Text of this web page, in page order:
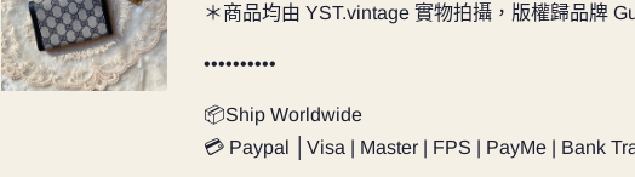
＊商品均由 YST.vintage 實物拍攝，版權歸品牌
••••••••••
📦Ship Worldwide
💳 Paypal │Visa | Master | FPS | PayMe | Bank